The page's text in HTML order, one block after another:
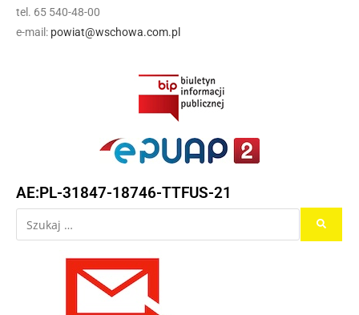
tel. 65 540-48-00
e-mail: powiat@wschowa.com.pl
AE:PL-31847-18746-TTFUS-21